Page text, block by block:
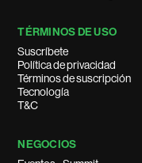
TÉRMINOS DE USO
Suscríbete
Política de privacidad
Términos de suscripción
Tecnología
T&C
NEGOCIOS